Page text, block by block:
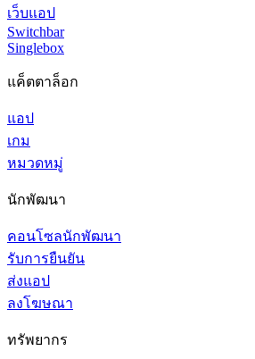
เว็บแอป
Switchbar
Singlebox
แค็ตตาล็อก
แอป
เกม
หมวดหมู่
นักพัฒนา
คอนโซลนักพัฒนา
รับการยืนยัน
ส่งแอป
ลงโฆษณา
ทรัพยากร